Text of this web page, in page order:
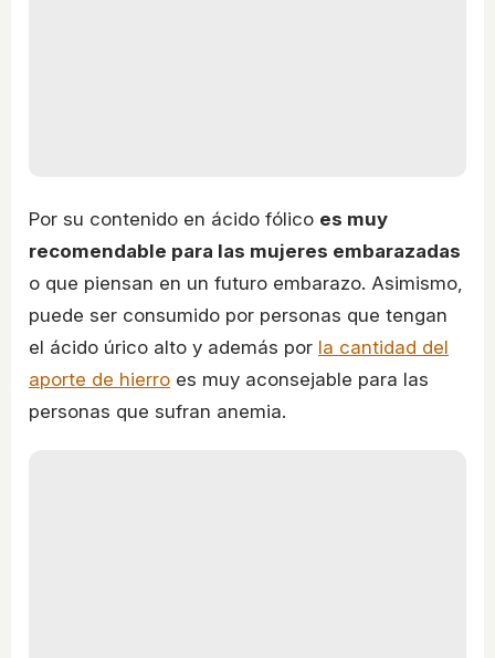
Por su contenido en ácido fólico es muy
recomendable para las mujeres embarazadas
o que piensan en un futuro embarazo. Asimismo,
puede ser consumido por personas que tengan
el ácido úrico alto y además por la cantidad del
aporte de hierro es muy aconsejable para las
personas que sufran anemia.